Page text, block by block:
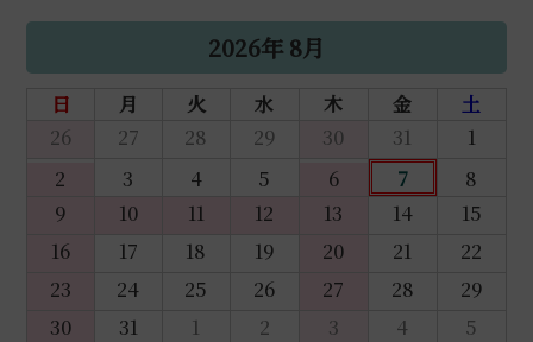
2026年 8月
日 月 火 水 木 金
土
26
27 28 29 30 31
1
2
3 4 5 6 7
8
9
10 11 12 13 14
15
16
17 18 19 20 21
22
23
24 25 26 27 28
29
30
31 1 2 3 4 5